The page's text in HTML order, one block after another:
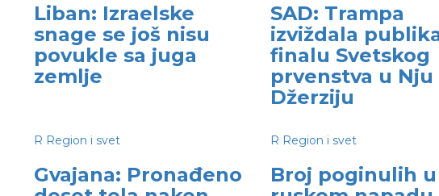
Liban: Izraelske
snage se još nisu
povukle sa juga
zemlje
SAD: Trampa
izviždala
finalu Svetskog
prvenstva u Nju
Džerziju
R Region i svet
Gvajana: Pronađeno
R Region i svet
Broj poginulih u